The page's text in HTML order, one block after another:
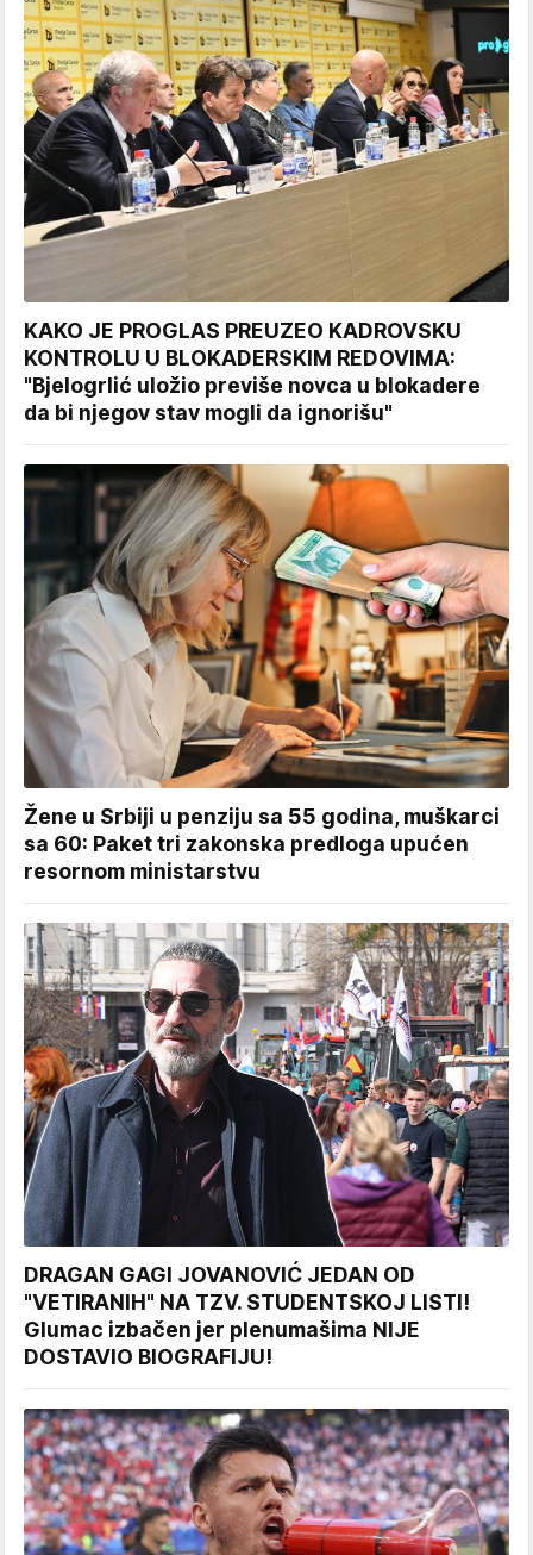
KAKO JE PROGLAS PREUZEO KADROVSKU
KONTROLU U BLOKADERSKIM REDOVIMA:
"Bjelogrlić uložio previše novca u blokadere
da bi njegov stav mogli da ignorišu"
Žene u Srbiji u penziju sa 55 godina, muškarci
sa 60: Paket tri zakonska predloga upućen
resornom ministarstvu
DRAGAN GAGI JOVANOVIĆ JEDAN OD
"VETIRANIH" NA TZV. STUDENTSKOJ LISTI!
Glumac izbačen jer plenumašima NIJE
DOSTAVIO BIOGRAFIJU!